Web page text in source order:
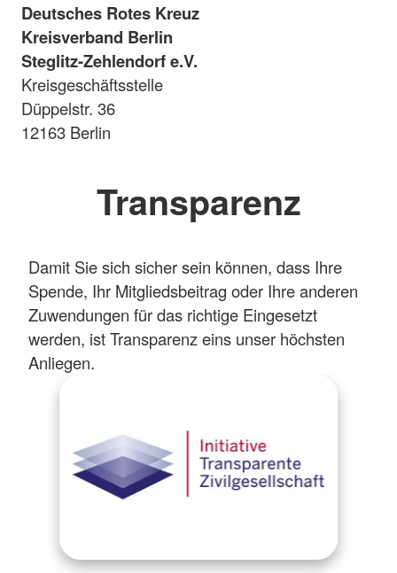
Deutsches Rotes Kreuz
Kreisverband Berlin
Steglitz-Zehlendorf e.V.
Kreisgeschäftsstelle
Düppelstr. 36
12163 Berlin
Transparenz
Damit Sie sich sicher sein können, dass Ihre
Spende, Ihr Mitgliedsbeitrag oder Ihre anderen
Zuwendungen für das richtige Eingesetzt
werden, ist Transparenz eins unser höchsten
Anliegen.